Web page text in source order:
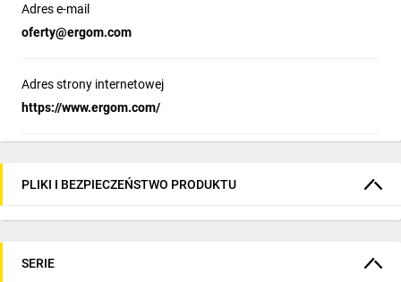
Adres e-mail
oferty@ergom.com
Adres strony internetowej
https://www.ergom.com/
PLIKI I BEZPIECZEŃSTWO PRODUKTU
SERIE